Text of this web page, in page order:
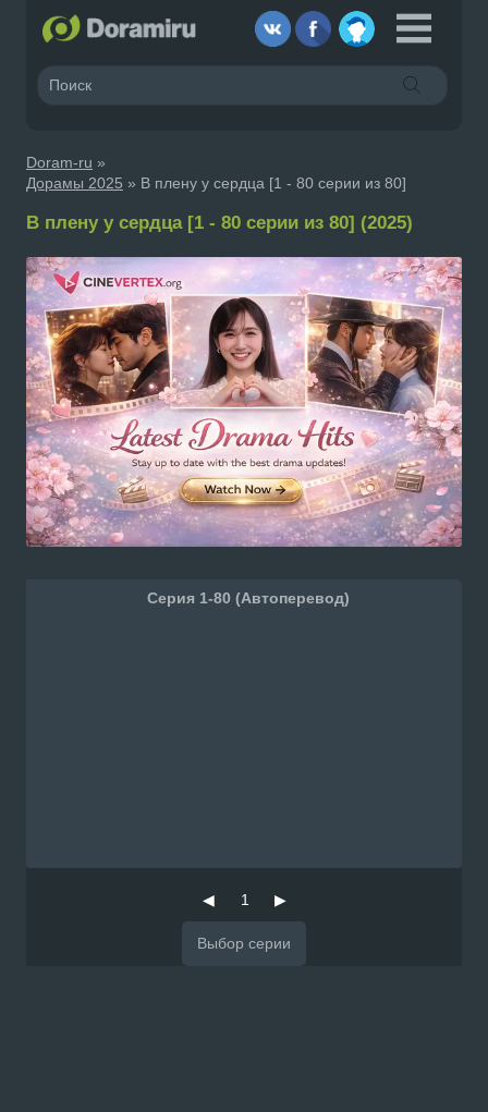
Doram-ru »
Дорамы 2025 » В плену у сердца [1 - 80 серии из 80]
В плену у сердца [1 - 80 серии из 80] (2025)
Серия 1-80 (Автоперевод)
◀ 1 ▶